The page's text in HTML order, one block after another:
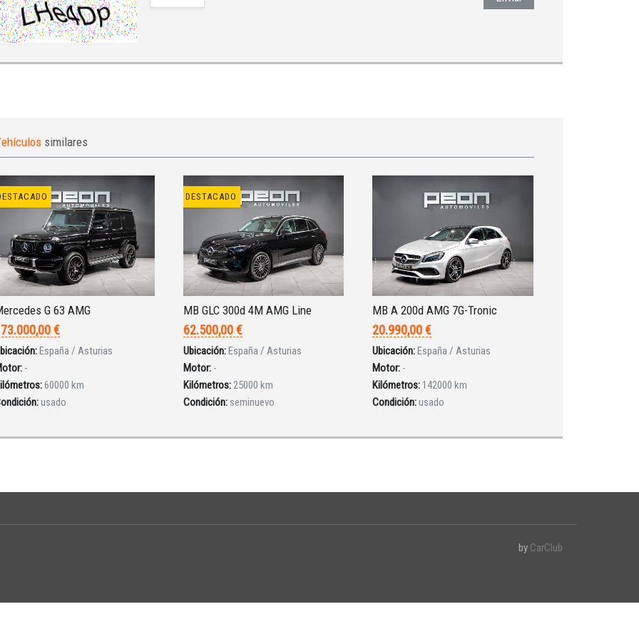
similares
G 63 AMG
€
España / Asturias
-
60000 km
usado
DESTACADO
MB GLC 300d 4M AMG Line
62.500,00 €
Ubicación:España / Asturias
Motor: -
Kilómetros:25000 km
Condición: seminuevo
MB A 200d AMG 7G-Tronic
20.990,00 €
Ubicación:España / Asturias
Motor: -
Kilómetros: 142000 km
Condición:usado
by CarClub